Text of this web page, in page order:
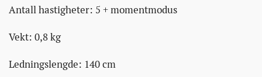
Antall hastigheter: 5 + momentmodus
Vekt: 0,8 kg
Ledningslengde: 140 cm